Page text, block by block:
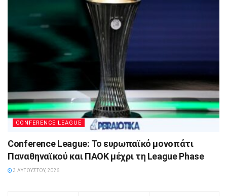
CONFERENCE LEAGUE
Conference League: Το ευρωπαϊκό μονοπάτι
Παναθηναϊκού και ΠΑΟΚ μέχρι τη League Phase
3 ΑΥΓΟΎΣΤΟΥ, 2026